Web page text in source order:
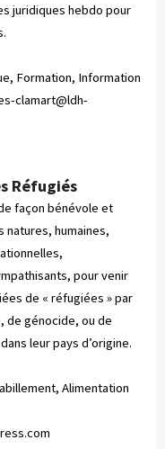
juridiques hebdo pour
Formation, Information
clamart@ldh-
Réfugiés
façon bénévole et
humaines,
pour venir
de « réfugiées » par
de génocide, ou de
leur pays d’origine.
Alimentation